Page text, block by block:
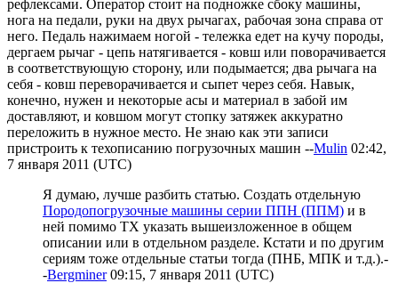
рефлексами. Оператор стоит на подножке сбоку машины,
нога на педали, руки на двух рычагах, рабочая зона справа от
него. Педаль нажимаем ногой - тележка едет на кучу породы,
дергаем рычаг - цепь натягивается - ковш или поворачивается
в соответствующую сторону, или подымается; два рычага на
себя - ковш переворачивается и сыпет через себя. Навык,
конечно, нужен и некоторые асы и материал в забой им
доставляют, и ковшом могут стопку затяжек аккуратно
переложить в нужное место. Не знаю как эти записи
пристроить к техописанию погрузочных машин --Mulin 02:42,
7 января 2011 (UTC)
Я думаю, лучше разбить статью. Создать отдельную
Породопогрузочные машины серии ППН (ППМ) и в
ней помимо ТХ указать вышеизложенное в общем
описании или в отдельном разделе. Кстати и по другим
сериям тоже отдельные статьи тогда (ПНБ, МПК и т.д.).-
-Bergminer09:15, 7 января 2011 (UTC)